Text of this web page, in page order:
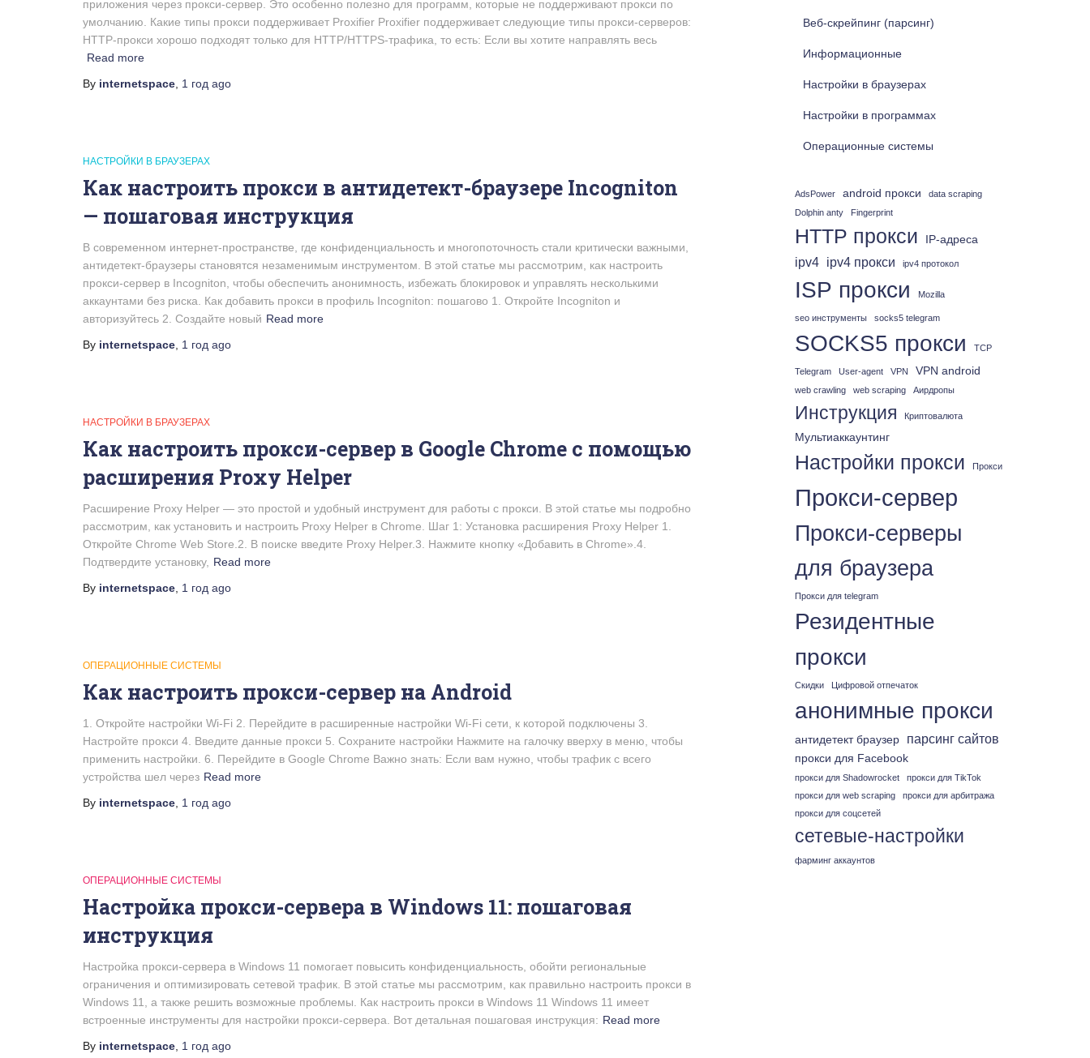
приложения через прокси-сервер. Это особенно полезно для программ, которые не поддерживают прокси по
умолчанию. Какие типы прокси поддерживает Proxifier Proxifier поддерживает следующие типы прокси-серверов:
HTTP-прокси хорошо подходят только для HTTP/HTTPS-трафика, то есть: Если вы хотите направлять весь
Read more
By internetspace 1 год ago
НАСТРОЙКИ В БРАУЗЕРАХ
Как настроить прокси в антидетект-браузере Incogniton
— пошаговая инструкция
В современном интернет-пространстве, где конфиденциальность и многопоточность стали критически важными,
антидетект-браузеры становятся незаменимым инструментом. В этой статье мы рассмотрим, как настроить
прокси-сервер в Incogniton, чтобы обеспечить анонимность, избежать блокировок и управлять несколькими
аккаунтами без риска. Как добавить прокси в профиль Incogniton: пошагово 1. Откройте Incogniton и
авторизуйтесь 2. Создайте новый Read more
By internetspace 1 год ago
НАСТРОЙКИ В БРАУЗЕРАХ
Как настроить прокси-сервер в Google Chrome с помощью
расширения Proxy Helper
Расширение Proxy Helper — это простой и удобный инструмент для работы с прокси. В этой статье мы подробно
рассмотрим, как установить и настроить Proxy Helper в Chrome. Шаг 1: Установка расширения Proxy Helper 1.
Откройте Chrome Web Store.2. В поиске введите Proxy Helper.3. Нажмите кнопку «Добавить в Chrome».4.
Подтвердите установку, Read more
By internetspace 1 год ago
ОПЕРАЦИОННЫЕ СИСТЕМЫ
Как настроить прокси-сервер на Android
1. Откройте настройки Wi-Fi 2. Перейдите в расширенные настройки Wi-Fi сети, к которой подключены 3.
Настройте прокси 4. Введите данные прокси 5. Сохраните настройки Нажмите на галочку вверху в меню, чтобы
применить настройки. 6. Перейдите в Google Chrome Важно знать: Если вам нужно, чтобы трафик с всего
устройства шел через Read more
By internetspace 1 год ago
ОПЕРАЦИОННЫЕ СИСТЕМЫ
Настройка прокси-сервера в Windows 11: пошаговая
инструкция
Настройка прокси-сервера в Windows 11 помогает повысить конфиденциальность, обойти региональные
ограничения и оптимизировать сетевой трафик. В этой статье мы рассмотрим, как правильно настроить прокси в
Windows 11, а также решить возможные проблемы. Как настроить прокси в Windows 11 Windows 11 имеет
встроенные инструменты для настройки прокси-сервера. Вот детальная пошаговая инструкция: Read more
By internetspace 1 год ago
Веб-скрейпинг (парсинг)
Информационные
Настройки в браузерах
Настройки в программах
Операционные системы
AdsPower android прокси
data scraping
Dolphin anty
Fingerprint
HTTP прокси IP-адреса
ipv4 ipv4 прокси ipv4 протокол
ISP прокси Mozilla
seo инструменты socks5 telegram
SOCKS5 прокси TCP
Telegram User-agent VPN VPN android
web crawling web scraping Аирдропы
Инструкция Криптовалюта
Мультиаккаунтинг
Настройки прокси Прокси
Прокси-сервер
Прокси-серверы
для браузера
Прокси для telegram
Резидентные
прокси
Скидки Цифровой отпечаток
анонимные прокси
антидетект браузер парсинг сайтов
прокси для Facebook
прокси для Shadowrocket
прокси для TikTok
прокси для web scraping
прокси для арбитража
прокси для соцсетей
сетевые-настройки
фарминг аккаунтов